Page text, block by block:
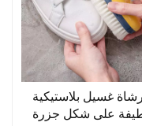
غسيل بلاستيكية
على شكل جزرة